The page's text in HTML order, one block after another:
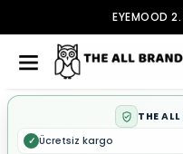
EYEMOOD
THE
✓ Ücretsiz kargo